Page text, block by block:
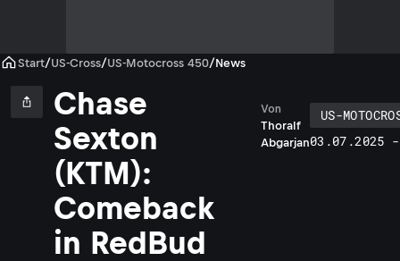
Start/US-Cross/US-Motocross 450/News
Chase
Sexton
(KTM):
Comeback
in RedBud
Thoralf
Abgarjan
Von
US-
03.07.2025